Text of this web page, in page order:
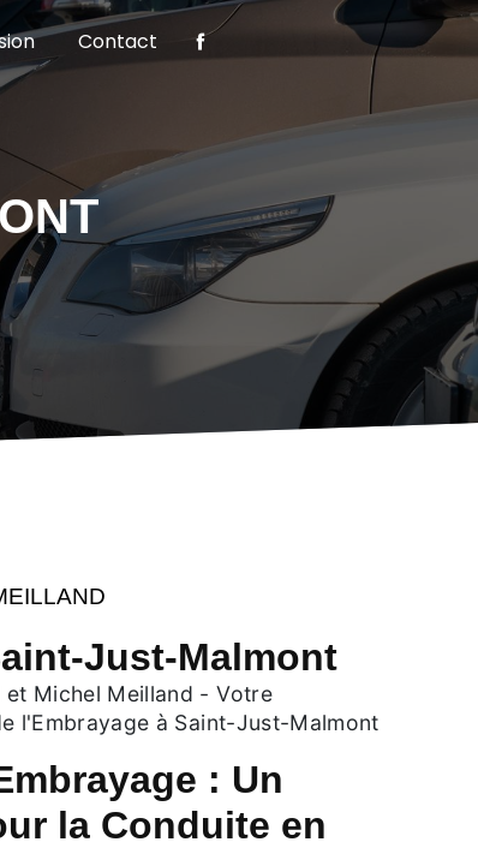
Contact
Just-Malmont
et Michel Meilland - Votre
l'Embrayage à Saint-Just-Malmont
: Un
la Conduite en